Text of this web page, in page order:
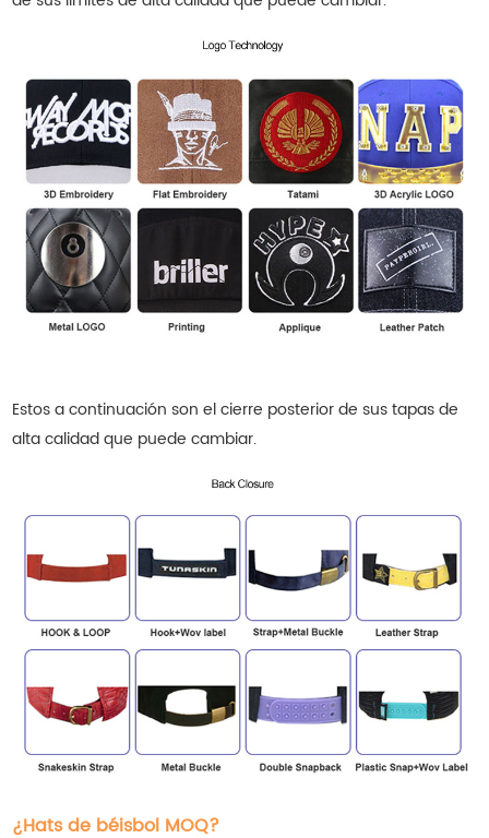
Estos a continuación son el cierre posterior de sus tapas de
alta calidad que puede cambiar.
¿Hats de béisbol MOQ?